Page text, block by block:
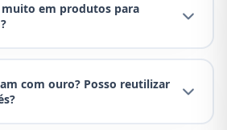
muito em produtos para
com ouro? Posso reutilizar